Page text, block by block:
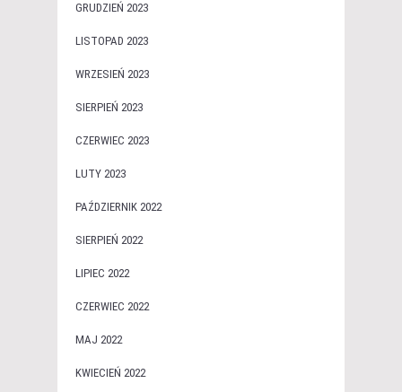
GRUDZIEŃ 2023
LISTOPAD 2023
WRZESIEŃ 2023
SIERPIEŃ 2023
CZERWIEC 2023
LUTY 2023
PAŹDZIERNIK 2022
SIERPIEŃ 2022
LIPIEC 2022
CZERWIEC 2022
MAJ 2022
KWIECIEŃ 2022